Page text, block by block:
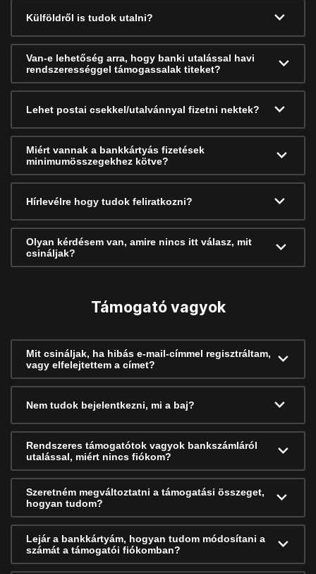
Külföldről is tudok utalni?
Van-e lehetőség arra, hogy banki utalással havi
rendszerességgel támogassalak titeket?
Lehet postai csekkel/utalvánnyal fizetni nektek?
Miért vannak a bankkártyás fizetések
minimumösszegekhez kötve?
Hírlevélre hogy tudok feliratkozni?
Olyan kérdésem van, amire nincs itt válasz, mit
csináljak?
Támogató vagyok
Mit csináljak, ha hibás e-mail-címmel regisztráltam,
vagy elfelejtettem a címet?
Nem tudok bejelentkezni, mi a baj?
Rendszeres támogatótok vagyok bankszámláról
utalással, miért nincs fiókom?
Szeretném megváltoztatni a támogatási összeget,
hogyan tudom?
Lejár a bankkártyám, hogyan tudom módosítani a
számát a támogatói fiókomban?